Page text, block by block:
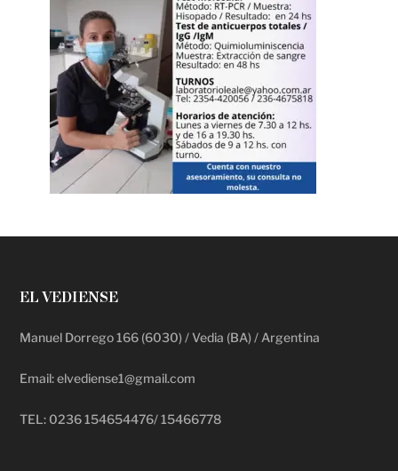
EL VEDIENSE
Manuel Dorrego 166 (6030) / Vedia (BA) / Argentina
Email: elvediense1@gmail.com
TEL: 0236 154654476/ 15466778